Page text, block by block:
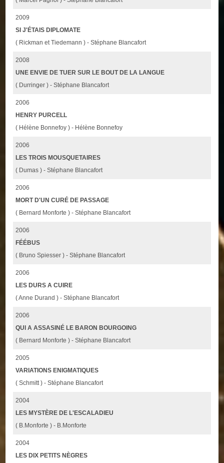
2009
SI J'ÉTAIS DIPLOMATE
( Rickman et Tiedemann ) - Stéphane Blancafort
2008
UNE ENVIE DE TUER SUR LE BOUT DE LA LANGUE
( Durringer ) - Stéphane Blancafort
2006
HENRY PURCELL
( Hélène Bonnefoy ) - Hélène Bonnefoy
2006
LES TROIS MOUSQUETAIRES
( Dumas ) - Stéphane Blancafort
2006
MORT D'UN CURÉ DE PASSAGE
( Bernard Monforte ) - Stéphane Blancafort
2006
FÉÉBUS
( Bruno Spiesser ) - Stéphane Blancafort
2006
LES DURS A CUIRE
( Anne Durand ) - Stéphane Blancafort
2006
QUI A ASSASINÉ LE BARON BOURGOING
( Bernard Monforte ) - Stéphane Blancafort
2005
VARIATIONS ENIGMATIQUES
( Schmitt ) - Stéphane Blancafort
2004
LES MYSTÈRE DE L'ESCALADIEU
( B.Monforte ) - B.Monforte
2004
LES DIX PETITS NÈGRES